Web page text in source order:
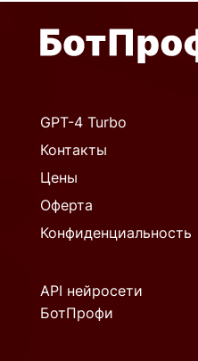
GPT-4 Turbo
Контакты
Цены
Оферта
Конфиденциальность
API нейросети
БотПрофи